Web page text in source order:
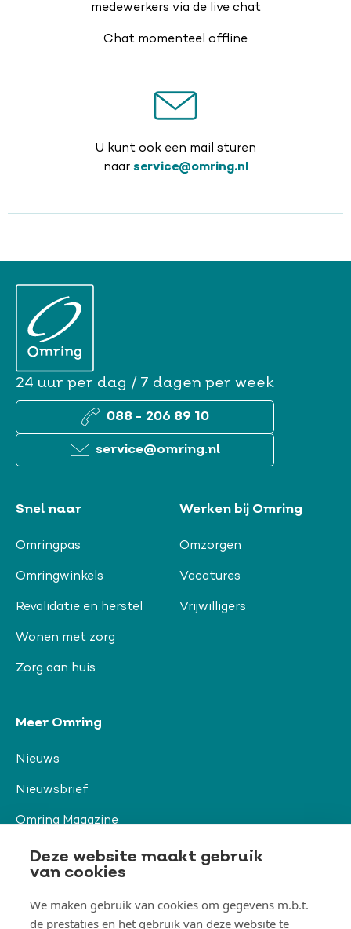
Deze website maakt gebruik
van cookies
We maken gebruik van cookies om gegevens m.b.t.
de prestaties en het gebruik van deze website te
medewerkers via de live chat
Chat momenteel offline
U kunt ook een mail sturen
naar service@omring.nl
24 uur per dag / 7 dagen per week
088 - 206 89 10
service@omring.nl
Snel naar
Omringpas
Omringwinkels
Revalidatie en herstel
Wonen met zorg
Zorg aan huis
Werken bij Omring
Omzorgen
Vacatures
Vrijwilligers
Meer Omring
Nieuws
Nieuwsbrief
Omring Magazine
Verwijzers
Organisatie & beleid